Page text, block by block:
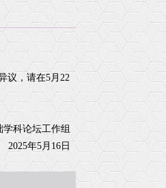
院友风采
议，请在5月22
学科论坛工作组
2025年5月16日